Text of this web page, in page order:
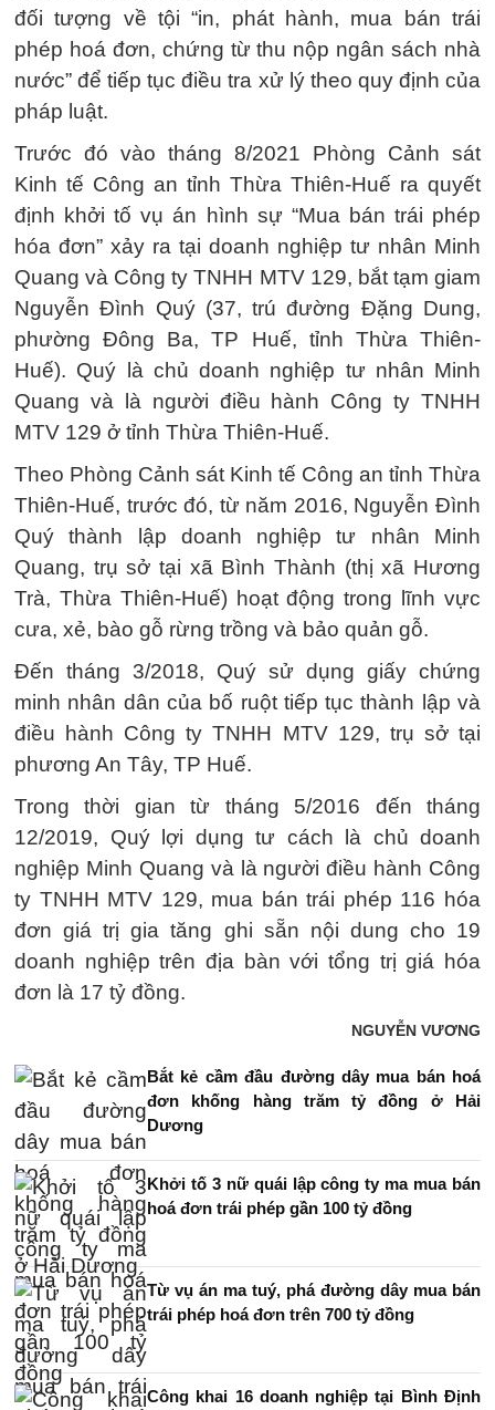
đối tượng về tội “in, phát hành, mua bán trái
phép hoá đơn, chứng từ thu nộp ngân sách nhà
nước” để tiếp tục điều tra xử lý theo quy định của
pháp luật.
Trước đó vào tháng 8/2021 Phòng Cảnh sát
Kinh tế Công an tỉnh Thừa Thiên-Huế ra quyết
định khởi tố vụ án hình sự “Mua bán trái phép
hóa đơn” xảy ra tại doanh nghiệp tư nhân Minh
Quang và Công ty TNHH MTV 129, bắt tạm giam
Nguyễn Đình Quý (37, trú đường Đặng Dung,
phường Đông Ba, TP Huế, tỉnh Thừa Thiên-
Huế). Quý là chủ doanh nghiệp tư nhân Minh
Quang và là người điều hành Công ty TNHH
MTV 129 ở tỉnh Thừa Thiên-Huế.
Theo Phòng Cảnh sát Kinh tế Công an tỉnh Thừa
Thiên-Huế, trước đó, từ năm 2016, Nguyễn Đình
Quý thành lập doanh nghiệp tư nhân Minh
Quang, trụ sở tại xã Bình Thành (thị xã Hương
Trà, Thừa Thiên-Huế) hoạt động trong lĩnh vực
cưa, xẻ, bào gỗ rừng trồng và bảo quản gỗ.
Đến tháng 3/2018, Quý sử dụng giấy chứng
minh nhân dân của bố ruột tiếp tục thành lập và
điều hành Công ty TNHH MTV 129, trụ sở tại
phương An Tây, TP Huế.
Trong thời gian từ tháng 5/2016 đến tháng
12/2019, Quý lợi dụng tư cách là chủ doanh
nghiệp Minh Quang và là người điều hành Công
ty TNHH MTV 129, mua bán trái phép 116 hóa
đơn giá trị gia tăng ghi sẵn nội dung cho 19
doanh nghiệp trên địa bàn với tổng trị giá hóa
đơn là 17 tỷ đồng.
NGUYỄN VƯƠNG
Bắt kẻ cầm đầu đường dây mua bán hoá
đơn khống hàng trăm tỷ đồng ở Hải
Dương
Khởi tố 3 nữ quái lập công ty ma mua bán
hoá đơn trái phép gần 100 tỷ đồng
Từ vụ án ma tuý, phá đường dây mua bán
trái phép hoá đơn trên 700 tỷ đồng
Công khai 16 doanh nghiệp tại Bình Định